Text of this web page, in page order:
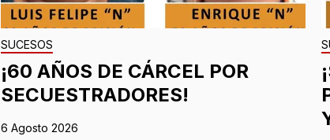
SUCESOS
¡60 AÑOS DE CÁRCEL POR
SECUESTRADORES!
6 Agosto 2026